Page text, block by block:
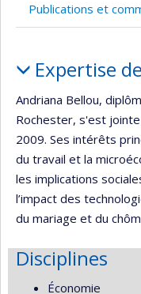
recherche
Publications et
Expertise
Andriana Bellou,
Rochester, s'est
2009. Ses intérêts
du travail et la
les implications
l’impact des
du mariage et du
Disciplines
Économie